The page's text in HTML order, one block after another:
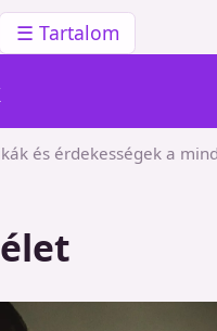
☰ Tartalom
és érdekességek a